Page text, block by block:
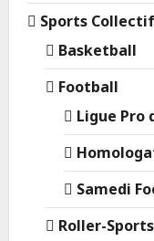
Sports
Basketball
Football
Ligue Pro
Samedi
Roller-Sports